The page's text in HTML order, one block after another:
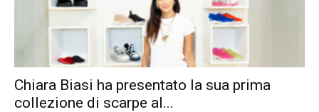
Chiara Biasi ha presentato la sua prima
collezione di scarpe al...